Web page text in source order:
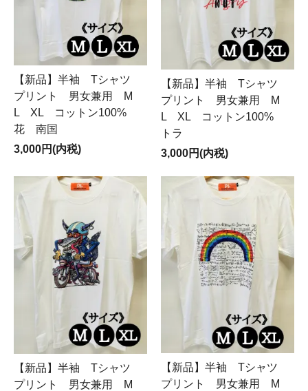
【新品】半袖 Tシャツ
プリント 男女兼用 M
L XL コットン100%
花 南国
3,000円(内税)
【新品】半袖 Tシャツ
プリント 男女兼用 M
L XL コットン100%
トラ
3,000円(内税)
【新品】半袖 Tシャツ
プリント 男女兼用 M
【新品】半袖 Tシャツ
プリント 男女兼用 M